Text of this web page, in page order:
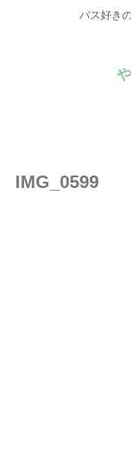
バス好き
IMG_0599